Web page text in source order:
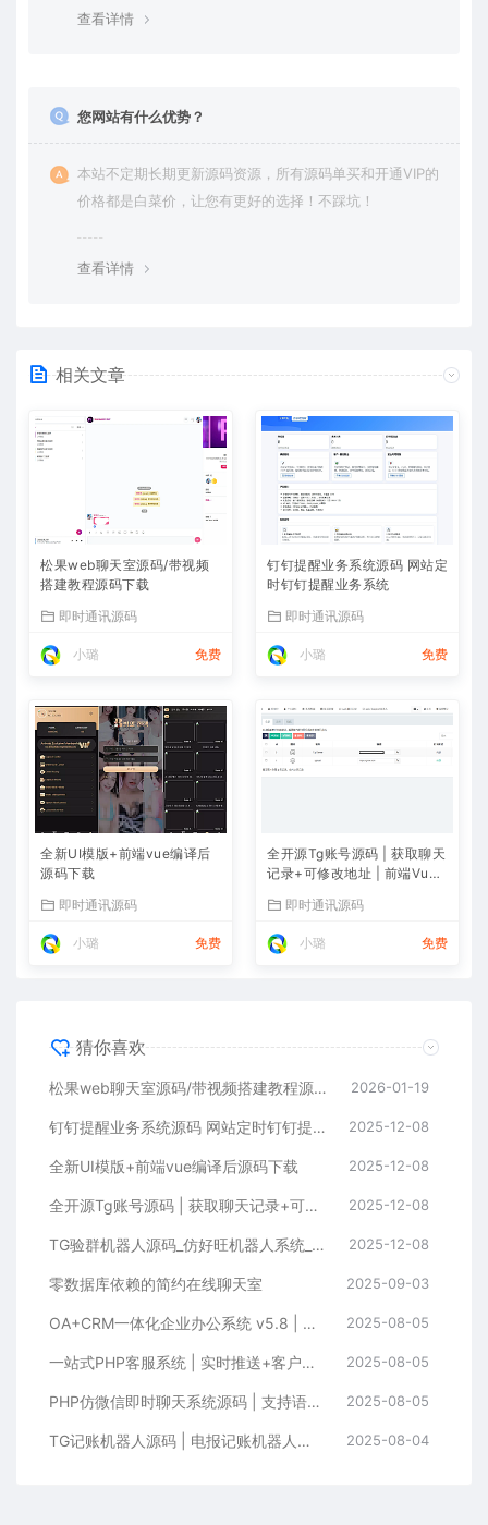
查看详情
您网站有什么优势？
本站不定期长期更新源码资源，所有源码单买和开通VIP的
价格都是白菜价，让您有更好的选择！不踩坑！
查看详情
相关文章
松果web聊天室源码/带视频
搭建教程源码下载
即时通讯源码
小璐 免费
钉钉提醒业务系统源码 网站定
时钉钉提醒业务系统
即时通讯源码
小璐 免费
全新UI模版+前端vue编译后
源码下载
即时通讯源码
小璐 免费
全开源Tg账号源码 | 获取聊天
记录+可修改地址 | 前端Vue
即时通讯源码
小璐 免费
猜你喜欢
松果web聊天室源码/带视频搭建教程源码下载 2026-01-19
钉钉提醒业务系统源码 网站定时钉钉提醒业务系统 2025-12-08
全新UI模版+前端vue编译后源码下载 2025-12-08
全开源Tg账号源码 | 获取聊天记录+可修改地址 | 前端Vue+后端PHP完整 2025-12-08
TG验群机器人源码_仿好旺机器人系统_带后台及搭建教程 2025-12-08
零数据库依赖的简约在线聊天室 2025-09-03
OA+CRM一体化企业办公系统 v5.8 | 支持PC+手机端的智能管理平台 2025-08-05
一站式PHP客服系统 | 实时推送+客户管理+聊天功能 2025-08-05
PHP仿微信即时聊天系统源码 | 支持语音视频的H5聊天系统源码下载 2025-08-05
TG记账机器人源码 | 电报记账机器人源码（Node.js版本）| 带简单说明文档 2025-08-04